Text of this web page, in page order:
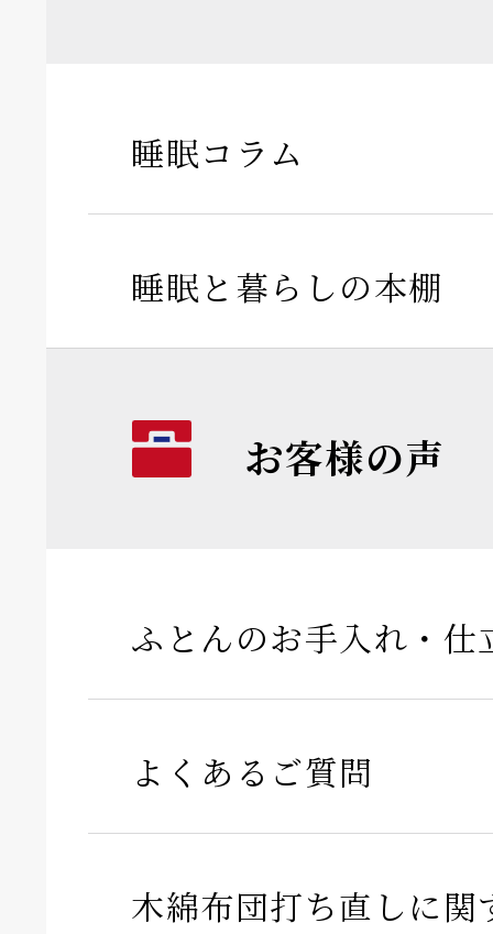
睡眠コラム
睡眠と暮らしの本棚
お客様の声
ふとんのお手入れ・仕
よくあるご質問
木綿布団打ち直しに関